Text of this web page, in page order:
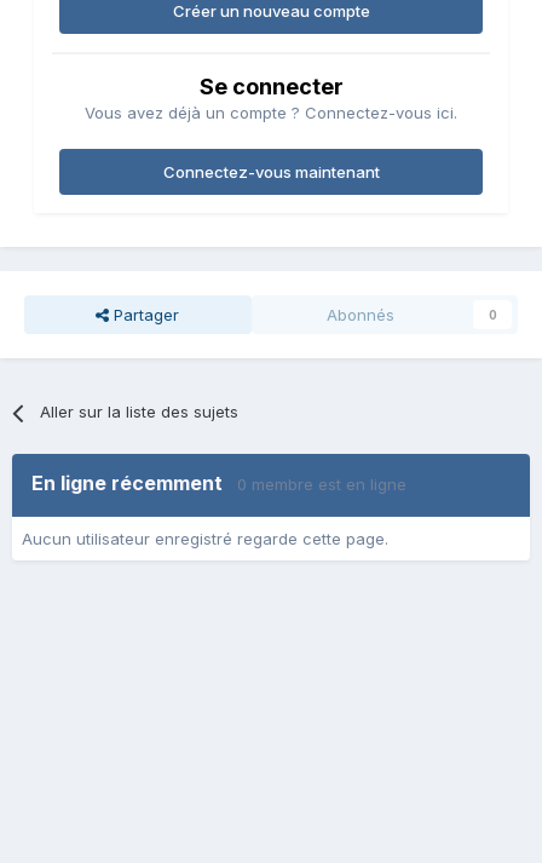
Créer un nouveau compte
Se connecter
Vous avez déjà un compte ? Connectez-vous ici.
Connectez-vous maintenant
Partager Abonnés 0
Aller sur la liste des sujets
En ligne récemment 0 membre est en ligne
Aucun utilisateur enregistré regarde cette page.